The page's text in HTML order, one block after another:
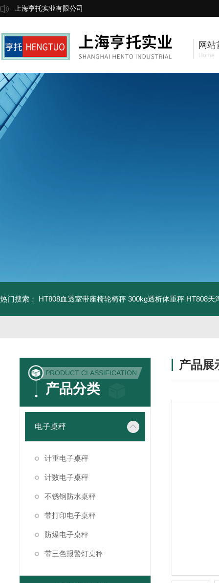
上海亨托实业有限公司
网站
Home
热门搜索： HT808血透室带座椅轮椅秤 300kg透析体重秤 HT808天
PRODUCT CLASSIFICATION
产品分类
电子桌秤
计重电子桌秤
计数电子桌秤
不锈钢防水桌秤
带打印电子桌秤
防爆电子桌秤
带三色报警灯桌秤
产品展